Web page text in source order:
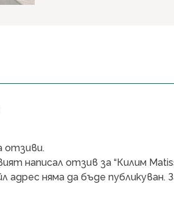
отзиви.
написал отзив за “Килим
адрес няма да бъде публикуван.